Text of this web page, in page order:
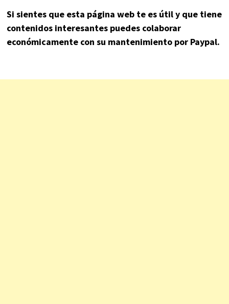
Si sientes que esta página web te es útil y que tiene
contenidos interesantes puedes colaborar
económicamente con su mantenimiento por Paypal.